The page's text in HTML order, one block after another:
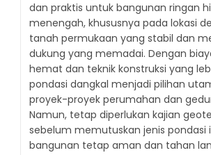
dan praktis untuk bangunan ringan
menengah, khususnya pada lokasi
tanah permukaan yang stabil dan
dukung yang memadai. Dengan
hemat dan teknik konstruksi yang
pondasi dangkal menjadi pilihan
proyek-proyek perumahan dan
Namun, tetap diperlukan kajian
sebelum memutuskan jenis pondasi
bangunan tetap aman dan tahan